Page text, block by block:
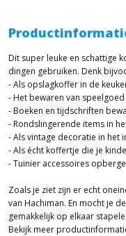
Dit super leuke en schattige
dingen gebruiken. Denk
- Als opslagkoffer in de
- Het bewaren van speelgoed
- Boeken en tijdschriften
- Rondslingerende items in
- Als vintage decoratie in het
- Als écht koffertje die je
- Tuinier accessoires
Zoals je ziet zijn er echt
van Hachiman. En mocht je
gemakkelijk op elkaar
Bekijk meer